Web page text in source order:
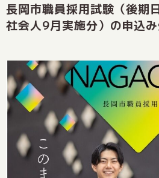
長岡市職員採用試験（後期
社会人9月実施分）の申込